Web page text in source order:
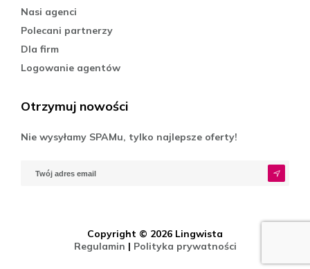
Nasi agenci
Polecani partnerzy
Dla firm
Logowanie agentów
Otrzymuj nowości
Nie wysyłamy SPAMu, tylko najlepsze oferty!
Copyright © 2026 Lingwista
Regulamin | Polityka prywatności